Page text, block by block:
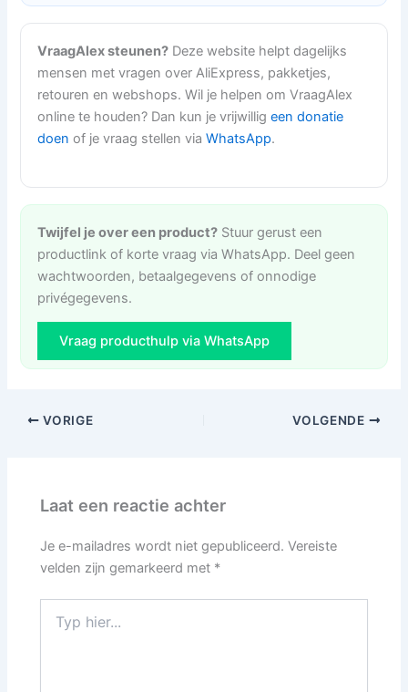
VraagAlex steunen? Deze website helpt dagelijks
mensen met vragen over AliExpress, pakketjes,
retouren en webshops. Wil je helpen om VraagAlex
online te houden? Dan kun je vrijwilligeen donatie
doen of je vraag stellen viaWhatsApp.
Twijfel je over een product? Stuur gerust een
productlink of korte vraag via WhatsApp. Deel geen
wachtwoorden, betaalgegevens of onnodige
privégegevens.
Vraag producthulp via WhatsApp
VORIGE VOLGENDE
Laat een reactie achter
Je e-mailadres wordt niet gepubliceerd. Vereiste
velden zijn gemarkeerd met *
hier...